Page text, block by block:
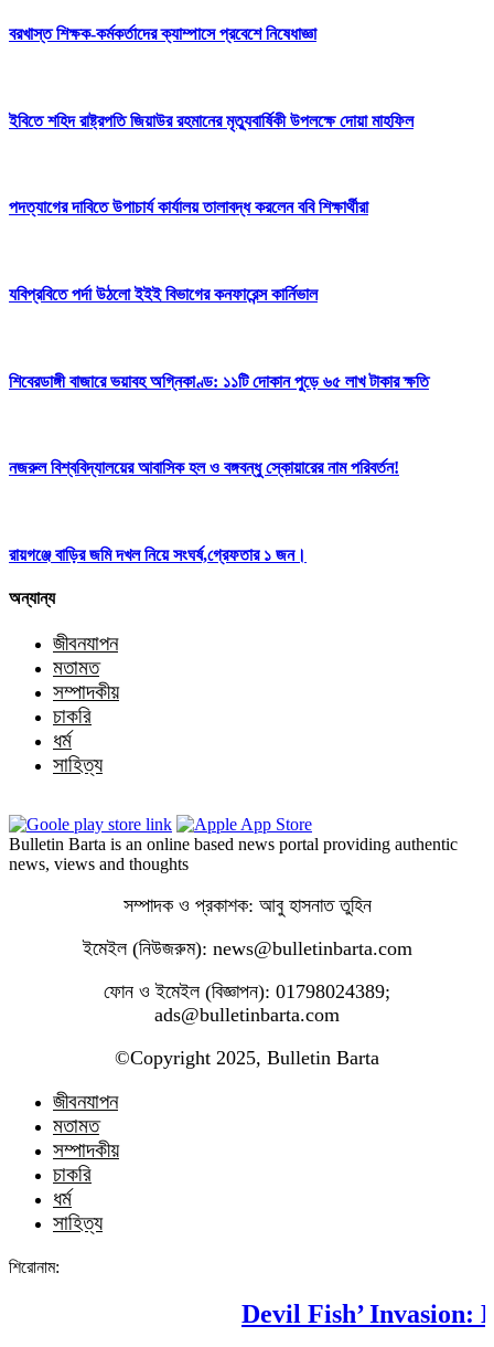
বরখাস্ত শিক্ষক-কর্মকর্তাদের ক্যাম্পাসে প্রবেশে নিষেধাজ্ঞা
ইবিতে শহিদ রাষ্ট্রপতি জিয়াউর রহমানের মৃত্যুবার্ষিকী উপলক্ষে দোয়া মাহফিল
পদত্যাগের দাবিতে উপাচার্য কার্যালয় তালাবদ্ধ করলেন ববি শিক্ষার্থীরা
যবিপ্রবিতে পর্দা উঠলো ইইই বিভাগের কনফারেন্স কার্নিভাল
শিবেরডাঙ্গী বাজারে ভয়াবহ অগ্নিকাণ্ড: ১১টি দোকান পুড়ে ৬৫ লাখ টাকার ক্ষতি
নজরুল বিশ্ববিদ্যালয়ের আবাসিক হল ও বঙ্গবন্ধু স্কোয়ারের নাম পরিবর্তন!
রায়গঞ্জে বাড়ির জমি দখল নিয়ে সংঘর্ষ,গ্রেফতার ১ জন।
অন্যান্য
জীবনযাপন
মতামত
সম্পাদকীয়
চাকরি
ধর্ম
সাহিত্য
Bulletin Barta is an online based news portal providing authentic
news, views and thoughts
সম্পাদক ও প্রকাশক: আবু হাসনাত তুহিন
ইমেইল (নিউজরুম): news@bulletinbarta.com
ফোন ও ইমেইল (বিজ্ঞাপন): 01798024389;
ads@bulletinbarta.com
©️Copyright 2025, Bulletin Barta
জীবনযাপন
মতামত
সম্পাদকীয়
চাকরি
ধর্ম
সাহিত্য
শিরোনাম:
Devil Fish’ Invasion: